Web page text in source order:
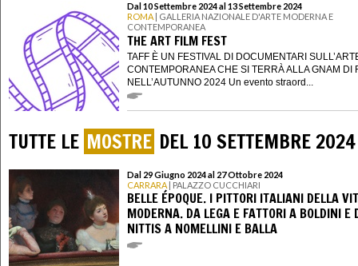
Dal 10 Settembre 2024 al 13 Settembre 2024
ROMA | GALLERIA NAZIONALE D'ARTE MODERNA E
CONTEMPORANEA
THE ART FILM FEST
TAFF È UN FESTIVAL DI DOCUMENTARI
CONTEMPORANEA CHE SI TERRÀ ALLA GNAM DI
NELL’AUTUNNO 2024 Un evento straord...
TUTTE LE MOSTRE DEL 10 SETTEMBRE 2024
Dal 29 Giugno 2024 al 27 Ottobre 2024
CARRARA | PALAZZO CUCCHIARI
BELLE ÉPOQUE. I PITTORI ITALIANI DELLA
MODERNA. DA LEGA E FATTORI A BOLDINI E
NITTIS A NOMELLINI E BALLA